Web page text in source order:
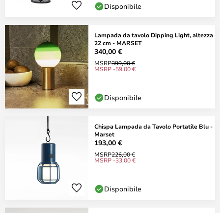
Disponibile
Lampada da tavolo Dipping Light, altezza
22 cm - MARSET
340,00 €
MSRP399,00 €
MSRP -59,00 €
Disponibile
Chispa Lampada da Tavolo Portatile Blu -
Marset
193,00 €
MSRP226,00 €
MSRP -33,00 €
Disponibile